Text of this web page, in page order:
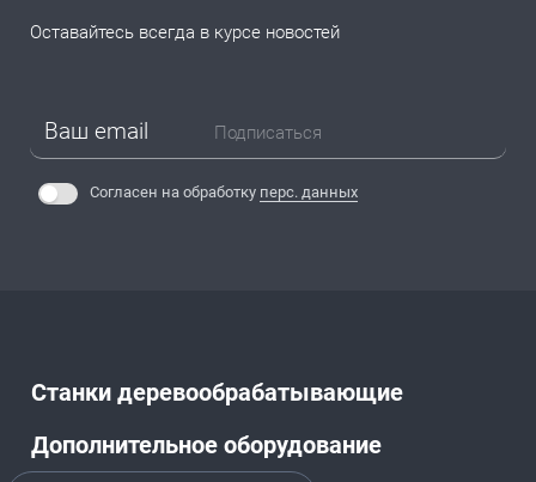
Станки деревообрабатывающие
Дополнительное оборудование
Оставайтесь всегда в курсе новостей
Подписаться
Согласен на обработку перс. данных